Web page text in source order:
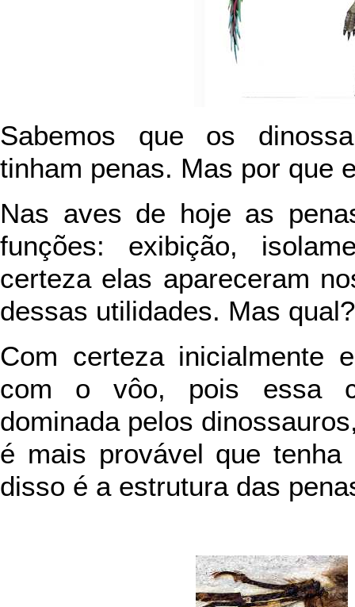
Sabemos que os
tinham penas. Mas por que
Nas aves de hoje as
funções: exibição,
certeza elas apareceram
dessas utilidades. Mas qual?
Com certeza inicialmente
com o vôo, pois essa
dominada pelos
é mais provável que
disso é a estrutura das